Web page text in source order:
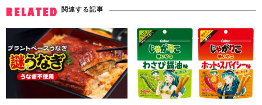
RELATED 関連する記事